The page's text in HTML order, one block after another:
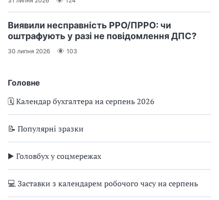
Головне
🗓️ Календар бухгалтера на серпень 2026
📝 Популярні зразки
▶️ Головбух у соцмережах
💻 Заставки з календарем робочого часу на серпень
Виявили несправність РРО/ПРРО: чи
оштрафують у разі не повідомлення ДПС?
30 липня 2026 103